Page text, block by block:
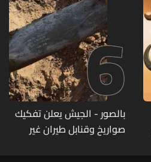
6
بالصور - الجيش يعلن تفكيك
صواريخ وقنابل طيران غير